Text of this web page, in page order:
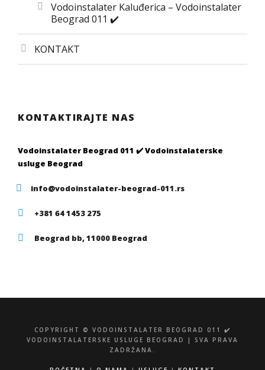
Vodoinstalater Kaluđerica – Vodoinstalater
Beograd 011 ✔️
KONTAKT
KONTAKTIRAJTE NAS
Vodoinstalater Beograd 011 ✔️ Vodoinstalaterske
usluge Beograd
info@vodoinstalater-beograd-011.rs
+381 64 1453 275
Beograd bb, 11000 Beograd
COPYRIGHT © VODOINSTALATER BEOGRAD 011 ✔️
VODOINSTALATERSKE USLUGE BEOGRAD | SVA PRAVA
ZADRŽANA.